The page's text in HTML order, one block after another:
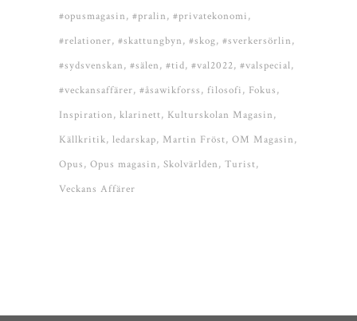
#opusmagasin #pralin #privatekonomi
#relationer #skattungbyn #skog #sverkersörlin
#sydsvenskan #sälen #tid #val2022 #valspecial
#veckansaffärer #åsawikforss filosofi
Fokus
Inspiration klarinett Kulturskolan Magasin
Källkritik ledarskap Martin Fröst OM Magasin
Opus Opus magasin Skolvärlden Turist
Veckans Affärer